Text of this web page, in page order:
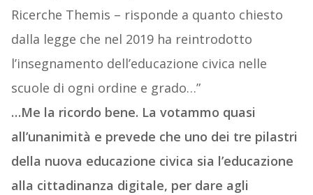
Ricerche Themis – risponde a quanto chiesto
dalla legge che nel 2019 ha reintrodotto
l’insegnamento dell’educazione civica nelle
scuole di ogni ordine e grado…”
…Me la ricordo bene. La votammo quasi
all’unanimità e prevede che uno dei tre pilastri
della nuova educazione civica sia l’educazione
alla cittadinanza digitale, per dare agli